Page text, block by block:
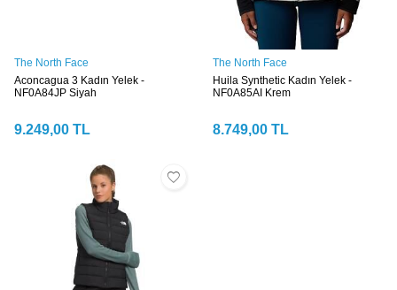
The North Face
Aconcagua 3 Kadın Yelek -
NF0A84JP Siyah
9.249,00 TL
The North Face
Huila Synthetic Kadın Yelek -
NF0A85AI Krem
8.749,00 TL